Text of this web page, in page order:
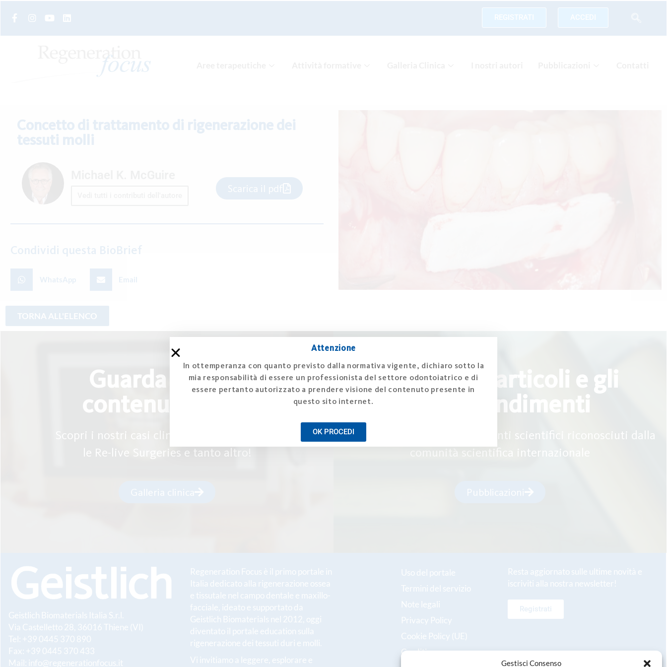
Gestisci Consenso
REGISTRATI ACCEDI
Concetto di trattamento di rigenerazione dei
tessuti molli
Scarica il pdf
Condividi questa BioBrief
WhatsApp Email
Guarda i nostri
contenuti clinici
Scopri i nostri casi clinici, i video chirurgici,
le Re-live Surgeries e tanto altro!
Galleria clinica
Esplora gli articoli e gli
approfondimenti
Leggi articoli e approfondimenti scientifici riconosciuti dalla
comunità scientifica internazionale
Pubblicazioni
Geistlich Biomaterials Italia S.r.l.
Via Castelletto 28, 36016 Thiene (VI)
Tel: +39 0445 370 890
Fax: +39 0445 370 433
Mail: info@regenerationfocus.it
Regeneration Focus è il primo portale in
Italia dedicato alla rigenerazione ossea
e tissutale nel campo dentale e maxillo-
facciale, ideato e supportato da
Geistlich Biomaterials nel 2012, oggi
diventato il portale education sulla
rigenerazione dei tessuti duri e molli.
Vi invitiamo a leggere, esplorare e
Uso del portale
Termini del servizio
Note legali
Privacy Policy
Cookie Policy (UE)
Crediti
Resta aggiornato sulle ultime novità e
iscriviti alla nostra newsletter!
Registrati
Attenzione
In ottemperanza con quanto previsto dalla normativa vigente, dichiaro sotto la
mia responsabilità di essere un professionista del settore odontoiatrico e di
essere pertanto autorizzato a prendere visione del contenuto presente in
questo sito internet.
OK PROCEDI